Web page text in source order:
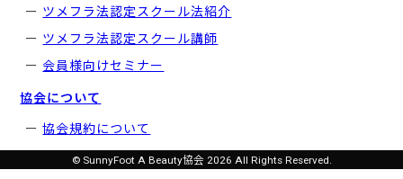
ツメフラ法認定スクール法紹介
ツメフラ法認定スクール講師
会員様向けセミナー
協会について
協会規約について
© SunnyFoot A Beauty協会 2026 All Rights Reserved.